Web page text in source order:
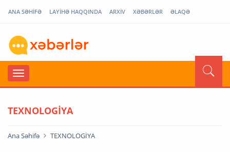
ANA SƏHİFƏ LAYİHƏ HAQQINDA ARXİV XƏBƏRLƏR ƏLAQƏ
TEXNOLOGİYA
Ana Səhifə TEXNOLOGİYA